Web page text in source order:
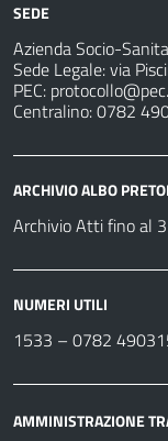
SEDE
Azienda Socio-
Sede Legale: via
PEC:
Centralino: 0782
ARCHIVIO ALBO
Archivio Atti fino al
NUMERI UTILI
1533 – 0782
AMMINISTRAZIONE